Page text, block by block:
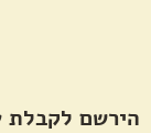
הירשם לקבלת